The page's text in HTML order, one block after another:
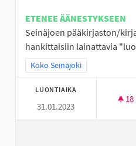
ETENEE ÄÄNESTYKSEEN
Seinäjoen pääkirjaston/
hankittaisiin lainattavia
Rajaa tulokset teeman
Koko Seinäjoki
LUONTIAIKA
31.01.2023
18